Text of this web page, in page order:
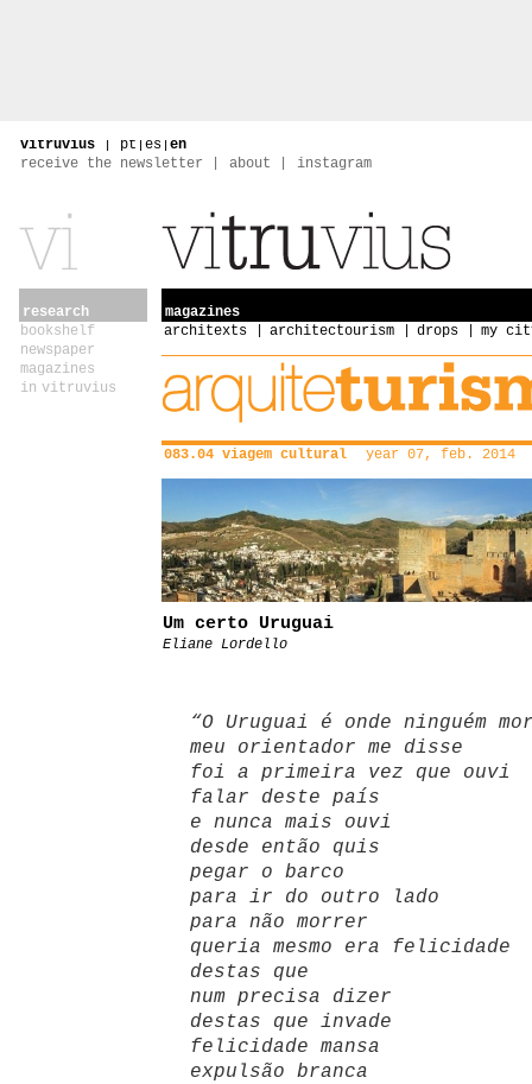
vitruvius | pt | es | en
receive the newsletter
about instagram
research
bookshelf
newspaper
magazines
in vitruvius
magazines
architexts
architectourism drops my
083.04 viagem cultural year 07, feb. 2014
Um certo Uruguai
Eliane Lordello
“O Uruguai é onde ninguém
meu orientador me disse
foi a primeira vez que ouvi
falar deste país
e nunca mais ouvi
desde então quis
pegar o barco
para ir do outro lado
para não morrer
queria mesmo era felicidade
destas que
num precisa dizer
destas que invade
felicidade mansa
expulsão branca